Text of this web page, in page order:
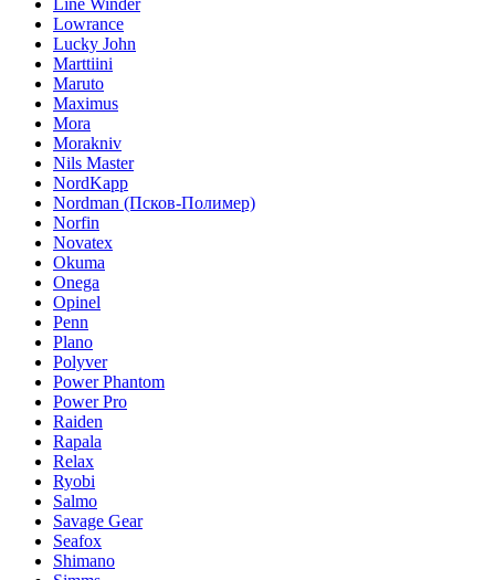
Line Winder
Lowrance
Lucky John
Marttiini
Maruto
Maximus
Mora
Morakniv
Nils Master
NordKapp
Nordman (Псков-Полимер)
Norfin
Novatex
Okuma
Onega
Opinel
Penn
Plano
Polyver
Power Phantom
Power Pro
Raiden
Rapala
Relax
Ryobi
Salmo
Savage Gear
Seafox
Shimano